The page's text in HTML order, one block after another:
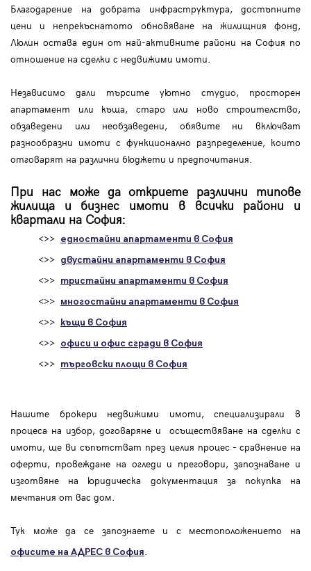
Благодарение на добрата инфраструктура, достъпните
цени и непрекъснатото обновяване на жилищния фонд,
Люлин остава един от най-активните райони на София по
отношение на сделки с недвижими имоти.
Независимо дали търсите уютно студио, просторен
апартамент или къща, старо или ново строителство,
обзаведени или необзаведени, обявите ни включват
разнообразни имоти с функционално разпределение, които
отговарят на различни бюджети и предпочитания.
При нас може да откриете различни типове
жилища и бизнес имоти в всички райони и
квартали на София:
<>> едностайни апартаменти в София
<>> двустайни апартаменти в София
<>> тристайни апартаменти в София
<>> многостайни апартаменти в София
<>> къщи в София
<>> офиси и офис сгради в София
<>> търговски площи в София
Нашите брокери недвижими имоти, специализирали в
процеса на избор, договаряне и осъществяване на сделки с
имоти, ще ви съпътстват през целия процес - сравнение на
оферти, провеждане на огледи и преговори, запознаване и
изготвяне на юридическа документация за покупка на
мечтания от вас дом.
Тук може да се запознаете и с местоположението на
офисите на АДРЕС в София.